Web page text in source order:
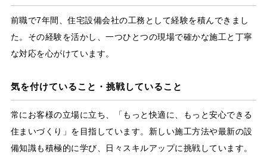
前職で7年間、住宅設備会社の工務として経験を積んできまし
た。その経験を活かし、一つひとつの現場で確かな施工と丁寧
な対応を心がけています。
気を付けていること・挑戦していること
常にお客様の立場に立ち、「もっと快適に、もっと安心できる
住まいづくり」を目指しています。新しい施工方法や最新の設
備知識も積極的に学び、日々スキルアップに挑戦しています。